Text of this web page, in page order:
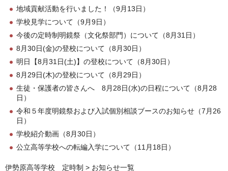
地域貢献活動を行いました！（9月13日）
学校見学について（9月9日）
今後の定時制明鏡祭（文化祭部門）について（8月31日）
8月30日(金)の登校について（8月30日）
明日【8月31日(土)】の登校について（8月30日）
8月29日(木)の登校について（8月29日）
生徒・保護者の皆さんへ 8月28日(水)の日程について（8月28
日）
令和５年度明鏡祭および入試個別相談ブースのお知らせ（7月26
日）
学校紹介動画（8月30日）
公立高等学校への転編入学について（11月18日）
伊勢原高等学校 定時制 > お知らせ一覧